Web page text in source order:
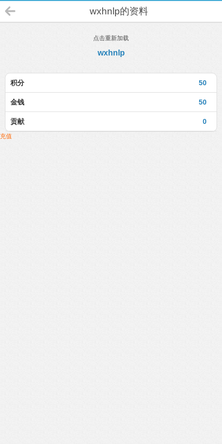
wxhnlp的资料
点击重新加载
wxhnlp
50
积分
50
金钱
0
贡献
充值